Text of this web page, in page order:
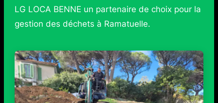
LG LOCA BENNE un partenaire de choix pour la
gestion des déchets à Ramatuelle.